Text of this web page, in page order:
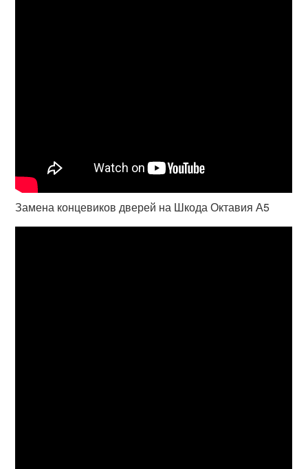
Замена концевиков дверей на Шкода Октавия А5